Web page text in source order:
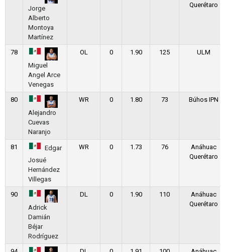
Jorge
Alberto
Montoya
Martínez
Querétaro
78
Miguel
Angel Arce
Venegas
OL 0 1.90 125 ULM
80
Alejandro
Cuevas
Naranjo
WR 0 1.80 73 Búhos IPN
81
Edgar
Josué
Hernández
Villegas
WR 0 1.73 76
Anáhuac
Querétaro
90
Adrick
Damián
Béjar
Rodríguez
DL 0 1.90 110
Anáhuac
Querétaro